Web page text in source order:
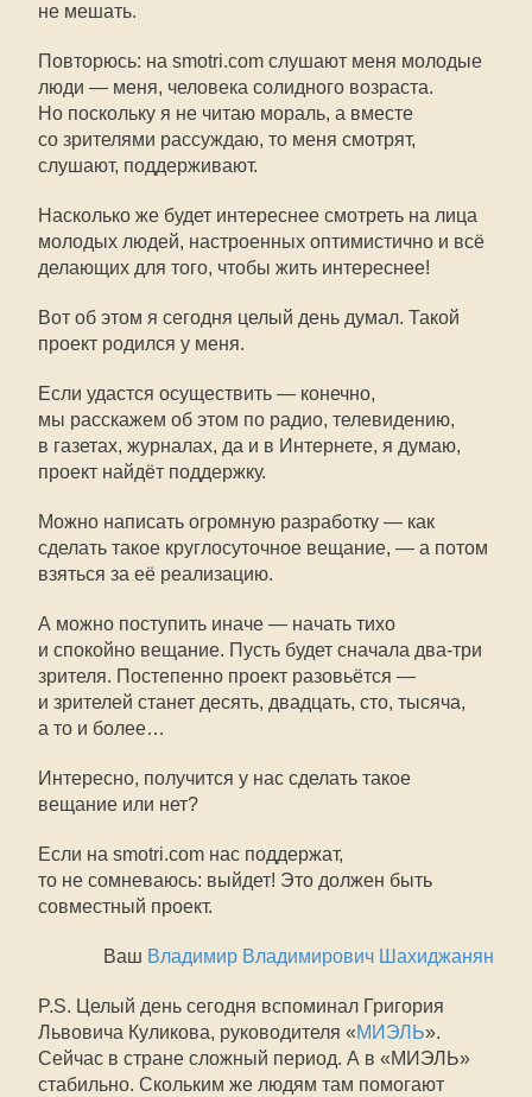
не мешать.
Повторюсь: на smotri.com слушают меня молодые
люди — меня, человека солидного возраста.
Но поскольку я не читаю мораль, а вместе
со зрителями рассуждаю, то меня смотрят,
слушают, поддерживают.
Насколько же будет интереснее смотреть на лица
молодых людей, настроенных оптимистично и всё
делающих для того, чтобы жить интереснее!
Вот об этом я сегодня целый день думал. Такой
проект родился у меня.
Если удастся осуществить — конечно,
мы расскажем об этом по радио, телевидению,
в газетах, журналах, да и в Интернете, я думаю,
проект найдёт поддержку.
Можно написать огромную разработку — как
сделать такое круглосуточное вещание, — а потом
взяться за её реализацию.
А можно поступить иначе — начать тихо
и спокойно вещание. Пусть будет сначала два-три
зрителя. Постепенно проект разовьётся —
и зрителей станет десять, двадцать, сто, тысяча,
а то и более…
Интересно, получится у нас сделать такое
вещание или нет?
Если на smotri.com нас поддержат,
то не сомневаюсь: выйдет! Это должен быть
совместный проект.
Ваш Владимир Владимирович Шахиджанян
P.S. Целый день сегодня вспоминал Григория
Львовича Куликова, руководителя «МИЭЛЬ».
Сейчас в стране сложный период. А в «МИЭЛЬ»
стабильно. Скольким же людям там помогают